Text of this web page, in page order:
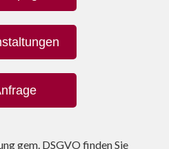
gem. DSGVO finden Sie